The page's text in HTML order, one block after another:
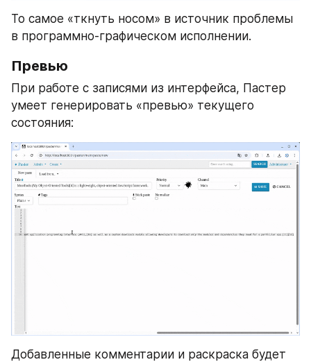
То самое «ткнуть носом» в источник проблемы
в программно-графическом исполнении.
Превью
При работе с записями из интерфейса, Пастер
умеет генерировать «превью» текущего
состояния:
Добавленные комментарии и раскраска будет